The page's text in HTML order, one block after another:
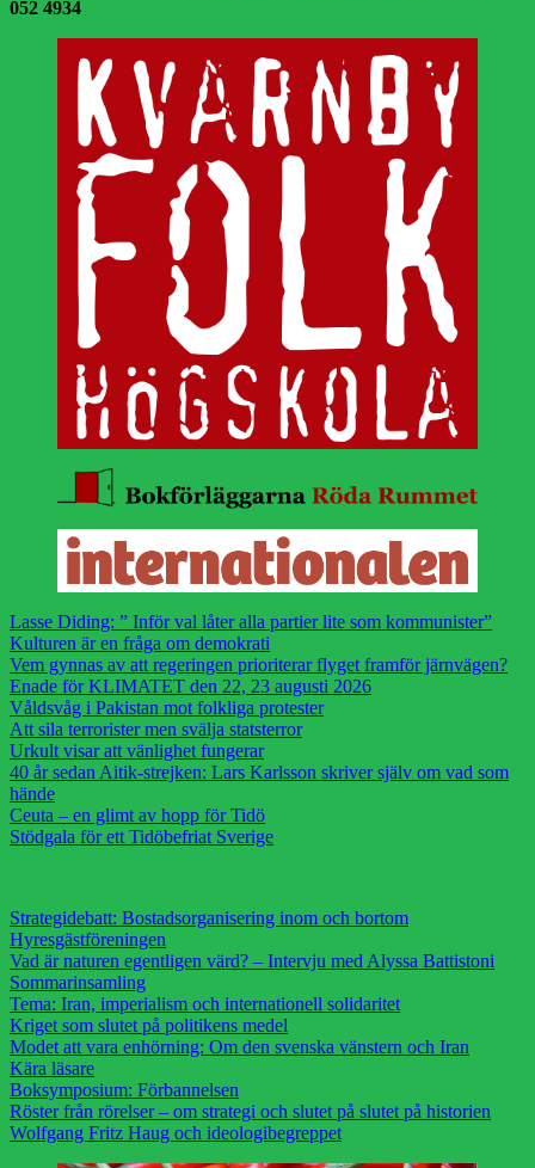
052 4934
Lasse Diding: ” Inför val låter alla partier lite som kommunister”
Kulturen är en fråga om demokrati
Vem gynnas av att regeringen prioriterar flyget framför järnvägen?
Enade för KLIMATET den 22, 23 augusti 2026
Våldsvåg i Pakistan mot folkliga protester
Att sila terrorister men svälja statsterror
Urkult visar att vänlighet fungerar
40 år sedan Aitik-strejken: Lars Karlsson skriver själv om vad som
hände
Ceuta – en glimt av hopp för Tidö
Stödgala för ett Tidöbefriat Sverige
Strategidebatt: Bostadsorganisering inom och bortom
Hyresgästföreningen
Vad är naturen egentligen värd? – Intervju med Alyssa Battistoni
Sommarinsamling
Tema: Iran, imperialism och internationell solidaritet
Kriget som slutet på politikens medel
Modet att vara enhörning: Om den svenska vänstern och Iran
Kära läsare
Boksymposium: Förbannelsen
Röster från rörelser – om strategi och slutet på slutet på historien
Wolfgang Fritz Haug och ideologibegreppet